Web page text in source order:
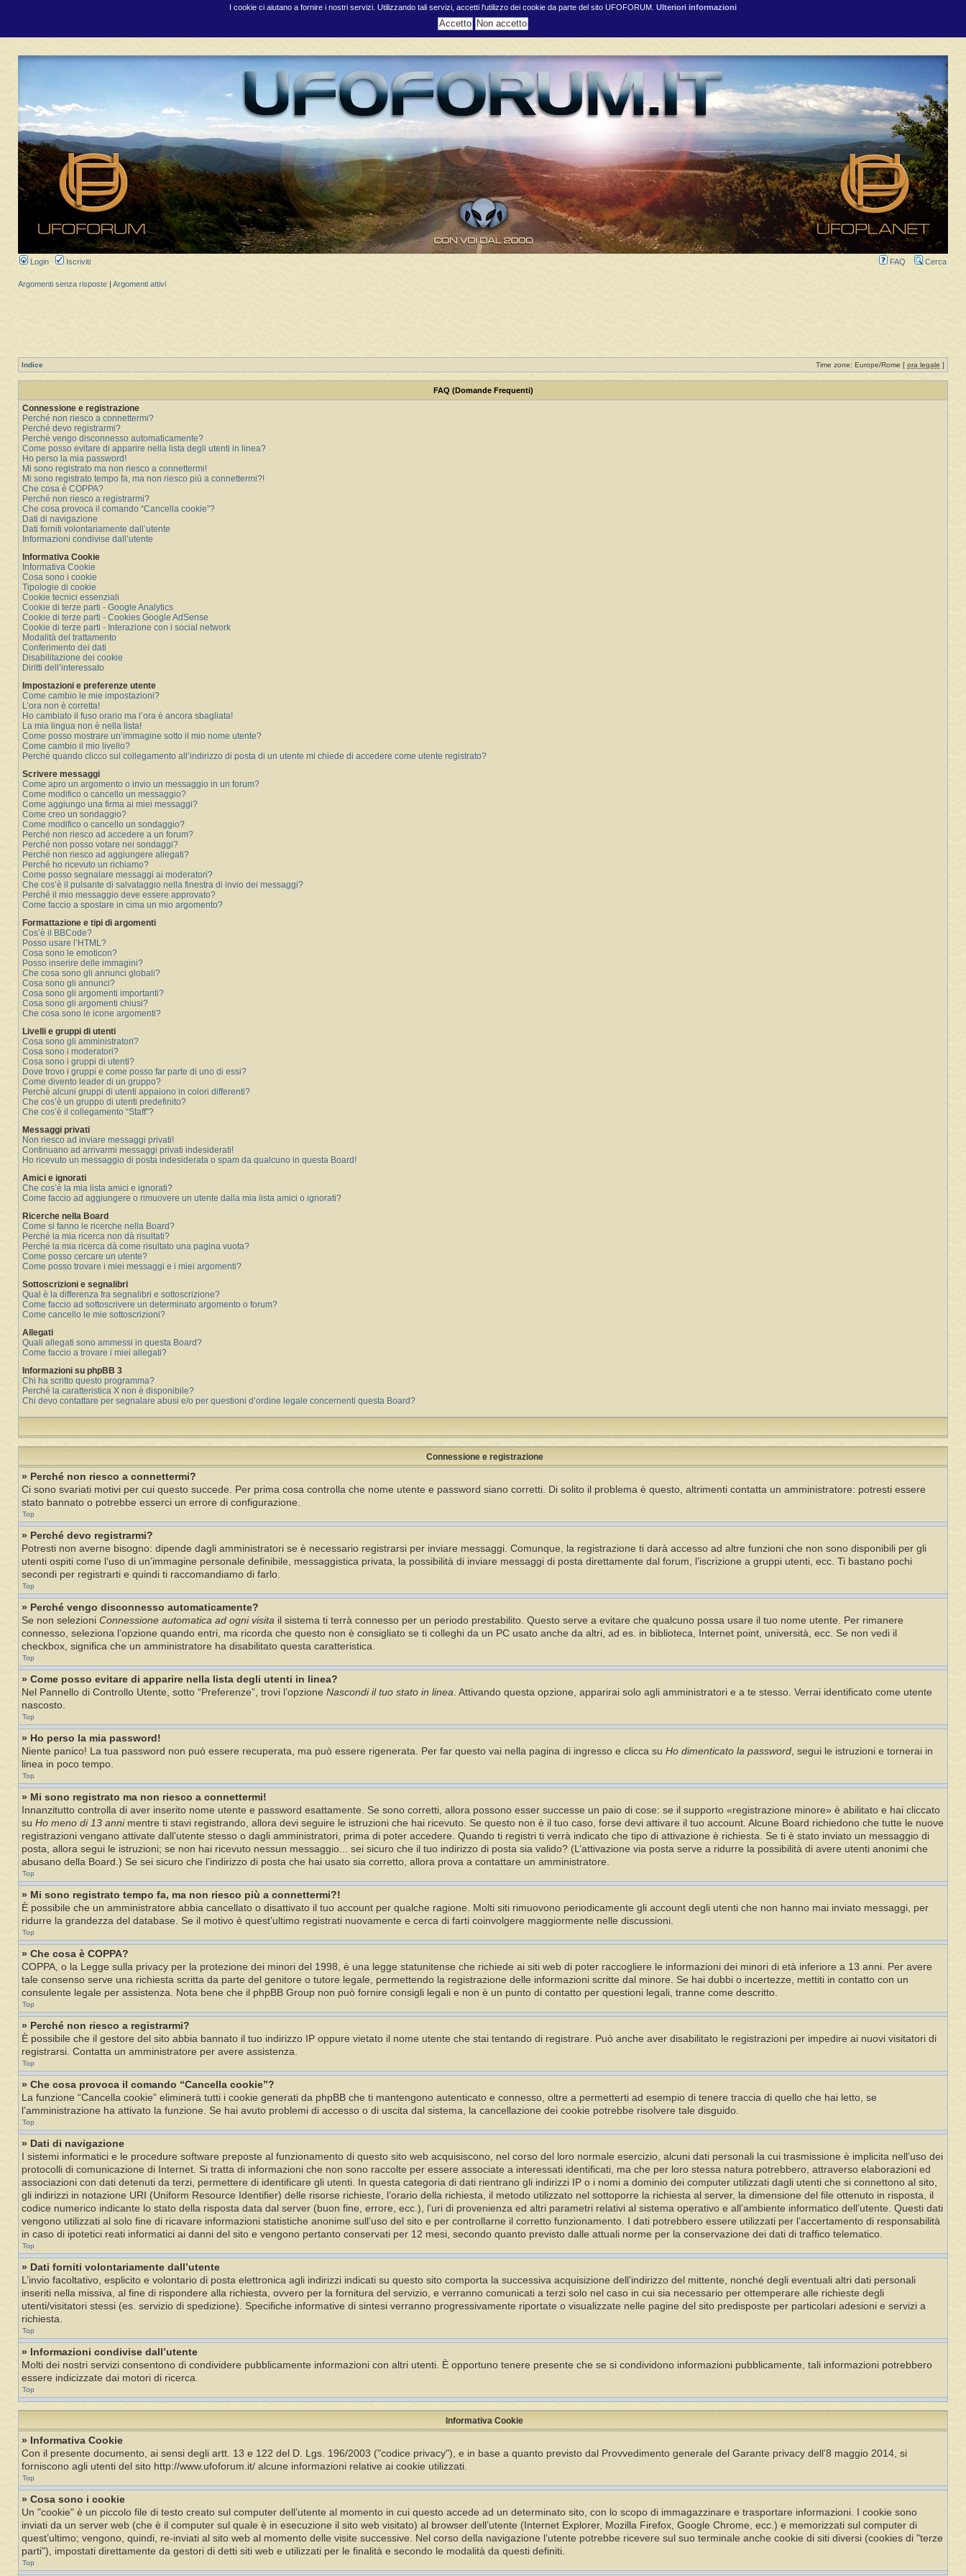
I cookie ci aiutano a fornire i nostri servizi. Utilizzando tali servizi, accetti l'utilizzo dei cookie da parte del sito UFOFORUM. Ulteriori informazioni
Login Iscriviti FAQ Cerca
Argomenti senza risposte Argomenti attivi
Indice Time zone: Europe/Rome [ ora legale ]
FAQ (Domande Frequenti)
Connessione e registrazione
Perché non riesco a connettermi?
Perché devo registrarmi?
Perché vengo disconnesso automaticamente?
Come posso evitare di apparire nella lista degli utenti in linea?
Ho perso la mia password!
Mi sono registrato ma non riesco a connettermi!
Mi sono registrato tempo fa, ma non riesco più a connettermi?!
Che cosa è COPPA?
Perché non riesco a registrarmi?
Che cosa provoca il comando “Cancella cookie”?
Dati di navigazione
Dati forniti volontariamente dall’utente
Informazioni condivise dall’utente
Informativa Cookie
Informativa Cookie
Cosa sono i cookie
Tipologie di cookie
Cookie tecnici essenziali
Cookie di terze parti - Google Analytics
Cookie di terze parti - Cookies Google AdSense
Cookie di terze parti - Interazione con i social network
Modalità del trattamento
Conferimento dei dati
Disabilitazione dei cookie
Diritti dell’interessato
Impostazioni e preferenze utente
Come cambio le mie impostazioni?
L’ora non è corretta!
Ho cambiato il fuso orario ma l’ora è ancora sbagliata!
La mia lingua non è nella lista!
Come posso mostrare un’immagine sotto il mio nome utente?
Come cambio il mio livello?
Perché quando clicco sul collegamento all’indirizzo di posta di un utente mi chiede di accedere come utente registrato?
Scrivere messaggi
Come apro un argomento o invio un messaggio in un forum?
Come modifico o cancello un messaggio?
Come aggiungo una firma ai miei messaggi?
Come creo un sondaggio?
Come modifico o cancello un sondaggio?
Perché non riesco ad accedere a un forum?
Perché non posso votare nei sondaggi?
Perché non riesco ad aggiungere allegati?
Perché ho ricevuto un richiamo?
Come posso segnalare messaggi ai moderatori?
Che cos’è il pulsante di salvataggio nella finestra di invio dei messaggi?
Perché il mio messaggio deve essere approvato?
Come faccio a spostare in cima un mio argomento?
Formattazione e tipi di argomenti
Cos’è il BBCode?
Posso usare l’HTML?
Cosa sono le emoticon?
Posso inserire delle immagini?
Che cosa sono gli annunci globali?
Cosa sono gli annunci?
Cosa sono gli argomenti importanti?
Cosa sono gli argomenti chiusi?
Che cosa sono le icone argomenti?
Livelli e gruppi di utenti
Cosa sono gli amministratori?
Cosa sono i moderatori?
Cosa sono i gruppi di utenti?
Dove trovo i gruppi e come posso far parte di uno di essi?
Come divento leader di un gruppo?
Perché alcuni gruppi di utenti appaiono in colori differenti?
Che cos’è un gruppo di utenti predefinito?
Che cos’è il collegamento “Staff”?
Messaggi privati
Non riesco ad inviare messaggi privati!
Continuano ad arrivarmi messaggi privati indesiderati!
Ho ricevuto un messaggio di posta indesiderata o spam da qualcuno in questa Board!
Amici e ignorati
Che cos’è la mia lista amici e ignorati?
Come faccio ad aggiungere o rimuovere un utente dalla mia lista amici o ignorati?
Ricerche nella Board
Come si fanno le ricerche nella Board?
Perché la mia ricerca non dà risultati?
Perché la mia ricerca dà come risultato una pagina vuota?
Come posso cercare un utente?
Come posso trovare i miei messaggi e i miei argomenti?
Sottoscrizioni e segnalibri
Qual è la differenza fra segnalibri e sottoscrizione?
Come faccio ad sottoscrivere un determinato argomento o forum?
Come cancello le mie sottoscrizioni?
Allegati
Quali allegati sono ammessi in questa Board?
Come faccio a trovare i miei allegati?
Informazioni su phpBB 3
Chi ha scritto questo programma?
Perché la caratteristica X non è disponibile?
Chi devo contattare per segnalare abusi e/o per questioni d’ordine legale concernenti questa Board?
Connessione e registrazione
» Perché non riesco a connettermi?
Ci sono svariati motivi per cui questo succede. Per prima cosa controlla che nome utente e password siano corretti. Di solito il problema è questo, altrimenti contatta un amministratore: potresti essere
stato bannato o potrebbe esserci un errore di configurazione.
Top
» Perché devo registrarmi?
Potresti non averne bisogno: dipende dagli amministratori se è necessario registrarsi per inviare messaggi. Comunque, la registrazione ti darà accesso ad altre funzioni che non sono disponibili per gli
utenti ospiti come l’uso di un’immagine personale definibile, messaggistica privata, la possibilità di inviare messaggi di posta direttamente dal forum, l’iscrizione a gruppi utenti, ecc. Ti bastano pochi
secondi per registrarti e quindi ti raccomandiamo di farlo.
Top
» Perché vengo disconnesso automaticamente?
Se non selezioni Connessione automatica ad ogni visita il sistema ti terrà connesso per un periodo prestabilito. Questo serve a evitare che qualcuno possa usare il tuo nome utente. Per rimanere
connesso, seleziona l’opzione quando entri, ma ricorda che questo non è consigliato se ti colleghi da un PC usato anche da altri, ad es. in biblioteca, Internet point, università, ecc. Se non vedi il
checkbox, significa che un amministratore ha disabilitato questa caratteristica.
Top
» Come posso evitare di apparire nella lista degli utenti in linea?
Nel Pannello di Controllo Utente, sotto “Preferenze”, trovi l’opzione Nascondi il tuo stato in linea. Attivando questa opzione, apparirai solo agli amministratori e a te stesso. Verrai identificato come utente
nascosto.
Top
» Ho perso la mia password!
Niente panico! La tua password non può essere recuperata, ma può essere rigenerata. Per far questo vai nella pagina di ingresso e clicca su Ho dimenticato la password, segui le istruzioni e tornerai in
linea in poco tempo.
Top
» Mi sono registrato ma non riesco a connettermi!
Innanzitutto controlla di aver inserito nome utente e password esattamente. Se sono corretti, allora possono esser successe un paio di cose: se il supporto «registrazione minore» è abilitato e hai cliccato
su Ho meno di 13 annimentre ti stavi registrando, allora devi seguire le istruzioni che hai ricevuto. Se questo non è il tuo caso, forse devi attivare il tuo account. Alcune Board richiedono che tutte le nuove
registrazioni vengano attivate dall’utente stesso o dagli amministratori, prima di poter accedere. Quando ti registri ti verrà indicato che tipo di attivazione è richiesta. Se ti è stato inviato un messaggio di
posta, allora segui le istruzioni; se non hai ricevuto nessun messaggio... sei sicuro che il tuo indirizzo di posta sia valido? (L’attivazione via posta serve a ridurre la possibilità di avere utenti anonimi che
abusano della Board.) Se sei sicuro che l’indirizzo di posta che hai usato sia corretto, allora prova a contattare un amministratore.
Top
» Mi sono registrato tempo fa, ma non riesco più a connettermi?!
È possibile che un amministratore abbia cancellato o disattivato il tuo account per qualche ragione. Molti siti rimuovono periodicamente gli account degli utenti che non hanno mai inviato messaggi, per
ridurre la grandezza del database. Se il motivo è quest’ultimo registrati nuovamente e cerca di farti coinvolgere maggiormente nelle discussioni.
Top
» Che cosa è COPPA?
COPPA, o la Legge sulla privacy per la protezione dei minori del 1998, è una legge statunitense che richiede ai siti web di poter raccogliere le informazioni dei minori di età inferiore a 13 anni. Per avere
tale consenso serve una richiesta scritta da parte del genitore o tutore legale, permettendo la registrazione delle informazioni scritte dal minore. Se hai dubbi o incertezze, mettiti in contatto con un
consulente legale per assistenza. Nota bene che il phpBB Group non può fornire consigli legali e non è un punto di contatto per questioni legali, tranne come descritto.
Top
» Perché non riesco a registrarmi?
È possibile che il gestore del sito abbia bannato il tuo indirizzo IP oppure vietato il nome utente che stai tentando di registrare. Può anche aver disabilitato le registrazioni per impedire ai nuovi visitatori di
registrarsi. Contatta un amministratore per avere assistenza.
Top
» Che cosa provoca il comando “Cancella cookie”?
La funzione “Cancella cookie” eliminerà tutti i cookie generati da phpBB che ti mantengono autenticato e connesso, oltre a permetterti ad esempio di tenere traccia di quello che hai letto, se
l’amministrazione ha attivato la funzione. Se hai avuto problemi di accesso o di uscita dal sistema, la cancellazione dei cookie potrebbe risolvere tale disguido.
Top
» Dati di navigazione
I sistemi informatici e le procedure software preposte al funzionamento di questo sito web acquisiscono, nel corso del loro normale esercizio, alcuni dati personali la cui trasmissione è implicita nell’uso dei
protocolli di comunicazione di Internet. Si tratta di informazioni che non sono raccolte per essere associate a interessati identificati, ma che per loro stessa natura potrebbero, attraverso elaborazioni ed
associazioni con dati detenuti da terzi, permettere di identificare gli utenti. In questa categoria di dati rientrano gli indirizzi IP o i nomi a dominio dei computer utilizzati dagli utenti che si connettono al sito,
gli indirizzi in notazione URI (Uniform Resource Identifier) delle risorse richieste, l’orario della richiesta, il metodo utilizzato nel sottoporre la richiesta al server, la dimensione del file ottenuto in risposta, il
codice numerico indicante lo stato della risposta data dal server (buon fine, errore, ecc.), l’uri di provenienza ed altri parametri relativi al sistema operativo e all’ambiente informatico dell’utente. Questi dati
vengono utilizzati al solo fine di ricavare informazioni statistiche anonime sull’uso del sito e per controllarne il corretto funzionamento. I dati potrebbero essere utilizzati per l’accertamento di responsabilità
in caso di ipotetici reati informatici ai danni del sito e vengono pertanto conservati per 12 mesi, secondo quanto previsto dalle attuali norme per la conservazione dei dati di traffico telematico.
Top
» Dati forniti volontariamente dall’utente
L’invio facoltativo, esplicito e volontario di posta elettronica agli indirizzi indicati su questo sito comporta la successiva acquisizione dell’indirizzo del mittente, nonché degli eventuali altri dati personali
inseriti nella missiva, al fine di rispondere alla richiesta, ovvero per la fornitura del servizio, e verranno comunicati a terzi solo nel caso in cui sia necessario per ottemperare alle richieste degli
utenti/visitatori stessi (es. servizio di spedizione). Specifiche informative di sintesi verranno progressivamente riportate o visualizzate nelle pagine del sito predisposte per particolari adesioni e servizi a
richiesta.
Top
» Informazioni condivise dall’utente
Molti dei nostri servizi consentono di condividere pubblicamente informazioni con altri utenti. È opportuno tenere presente che se si condividono informazioni pubblicamente, tali informazioni potrebbero
essere indicizzate dai motori di ricerca.
Top
Informativa Cookie
» Informativa Cookie
Con il presente documento, ai sensi degli artt. 13 e 122 del D. Lgs. 196/2003 ("codice privacy"), e in base a quanto previsto dal Provvedimento generale del Garante privacy dell’8 maggio 2014, si
forniscono agli utenti del sito http://www.ufoforum.it/ alcune informazioni relative ai cookie utilizzati.
Top
» Cosa sono i cookie
Un "cookie" è un piccolo file di testo creato sul computer dell’utente al momento in cui questo accede ad un determinato sito, con lo scopo di immagazzinare e trasportare informazioni. I cookie sono
inviati da un server web (che è il computer sul quale è in esecuzione il sito web visitato) al browser dell’utente (Internet Explorer, Mozilla Firefox, Google Chrome, ecc.) e memorizzati sul computer di
quest’ultimo; vengono, quindi, re-inviati al sito web al momento delle visite successive. Nel corso della navigazione l’utente potrebbe ricevere sul suo terminale anche cookie di siti diversi (cookies di "terze
parti"), impostati direttamente da gestori di detti siti web e utilizzati per le finalità e secondo le modalità da questi definiti.
Top